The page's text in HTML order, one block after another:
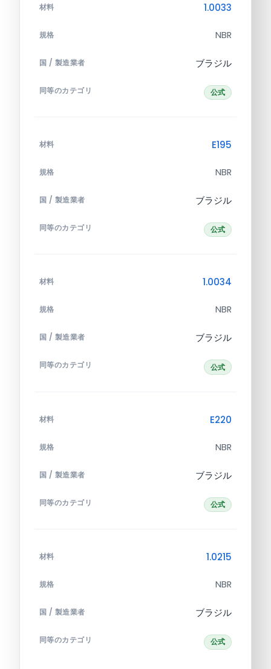
材料 1.0033
規格 NBR
国 / 製造業者 ブラジル
同等のカテゴリ 公式
材料 E195
規格 NBR
国 / 製造業者 ブラジル
同等のカテゴリ 公式
材料 1.0034
規格 NBR
国 / 製造業者 ブラジル
同等のカテゴリ 公式
材料 E220
規格 NBR
国 / 製造業者 ブラジル
同等のカテゴリ 公式
材料 1.0215
規格 NBR
国 / 製造業者 ブラジル
同等のカテゴリ 公式